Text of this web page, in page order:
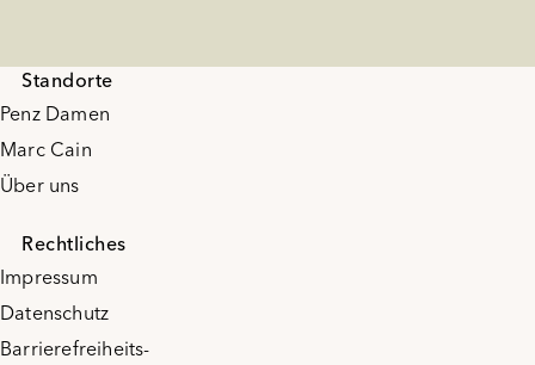
Standorte
Penz Damen
Marc Cain
Über uns
Rechtliches
Impressum
Datenschutz
Barrierefreiheits-